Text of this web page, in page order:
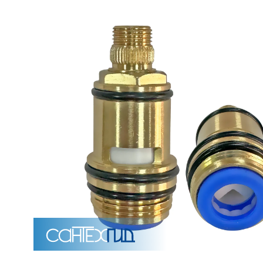
Унитазы
15 категорий
Напольные Подвесные
Приставные
Угловые с бачком
Комплектующие для инсталляций и кнопки
Мебель для ванных комнат
7 категорий
Тумбы для ванной